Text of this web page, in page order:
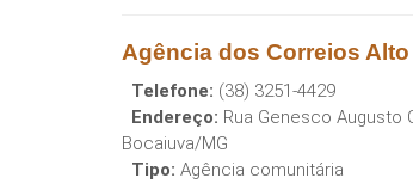
Agência dos Correios
Telefone: (38) 3251-4429
Endereço: Rua Genesco Augusto
Bocaiuva/MG
Tipo: Agência comunitária